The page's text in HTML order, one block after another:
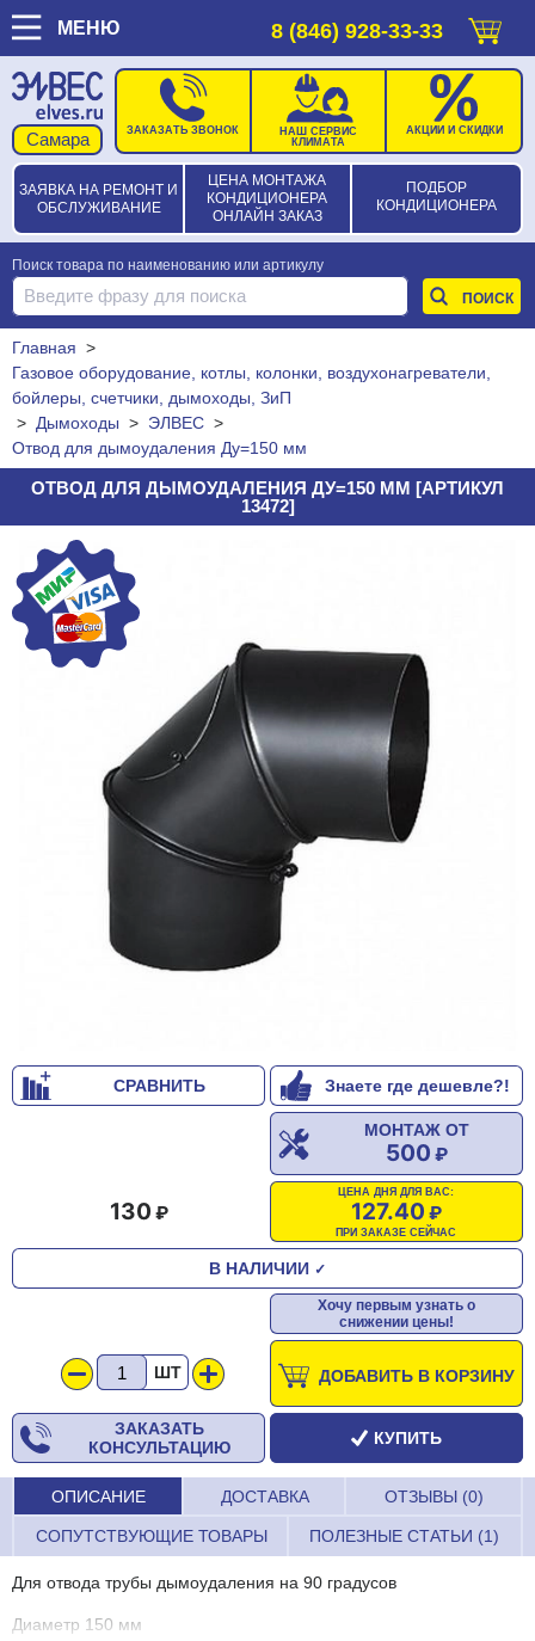
МЕНЮ 8 (846) 928-33-33
ЗАЯВКА НА РЕМОНТ И
ОБСЛУЖИВАНИЕ
ЦЕНА МОНТАЖА
КОНДИЦИОНЕРА
ОНЛАЙН ЗАКАЗ
ПОДБОР
КОНДИЦИОНЕРА
ЗАКАЗАТЬ ЗВОНОК
НАШ СЕРВИС
КЛИМАТА
АКЦИИ И СКИДКИ
Поиск товара по наименованию или артикулу
Главная >
Газовое оборудование, котлы, колонки, воздухонагреватели,
бойлеры, счетчики, дымоходы, ЗиП
> Дымоходы > ЭЛВЕС >
Отвод для дымоудаления Ду=150 мм
ОТВОД ДЛЯ ДЫМОУДАЛЕНИЯ ДУ=150 ММ [АРТИКУЛ
13472]
СРАВНИТЬ Знаете где дешевле?!
МОНТАЖ ОТ
500
ЦЕНА ДНЯ ДЛЯ ВАС:
127.40
ПРИ ЗАКАЗЕ СЕЙЧАС
130
В НАЛИЧИИ ✓
Хочу первым узнать о
снижении цены!
ШТ ДОБАВИТЬ В КОРЗИНУ
ЗАКАЗАТЬ
КОНСУЛЬТАЦИЮ
КУПИТЬ
ОПИСАНИЕ ДОСТАВКА ОТЗЫВЫ (0)
СОПУТСТВУЮЩИЕ ТОВАРЫ ПОЛЕЗНЫЕ СТАТЬИ (1)
Для отвода трубы дымоудаления на 90 градусов
Диаметр 150 мм